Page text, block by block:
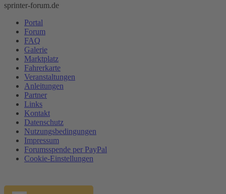
sprinter-forum.de
Portal
Forum
FAQ
Galerie
Marktplatz
Fahrerkarte
Veranstaltungen
Anleitungen
Partner
Links
Kontakt
Datenschutz
Nutzungsbedingungen
Impressum
Forumsspende per PayPal
Cookie-Einstellungen